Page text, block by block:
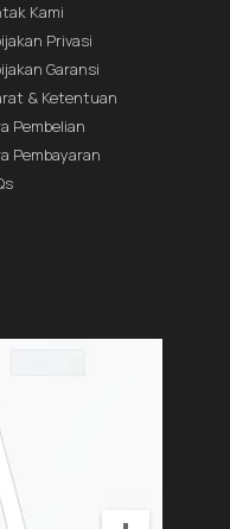
Kami
Privasi
Garansi
& Ketentuan
Pembelian
Pembayaran